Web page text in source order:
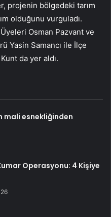
projenin bölgedeki tarım
olduğunu vurguladı.
Osman Pazvant ve
Yasin Samancı ile İlçe
da yer aldı.
mali esnekliğinden
Operasyonu: 4 Kişiye